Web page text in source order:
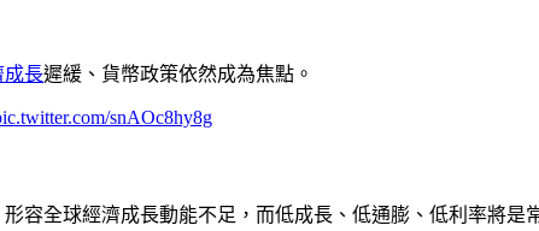
成長遲緩、貨幣政策依然成為焦點。
snAOc8hy8g
容全球經濟成長動能不足，而低成長、低通膨、低利率將